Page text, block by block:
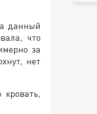
данный
что
за
нет